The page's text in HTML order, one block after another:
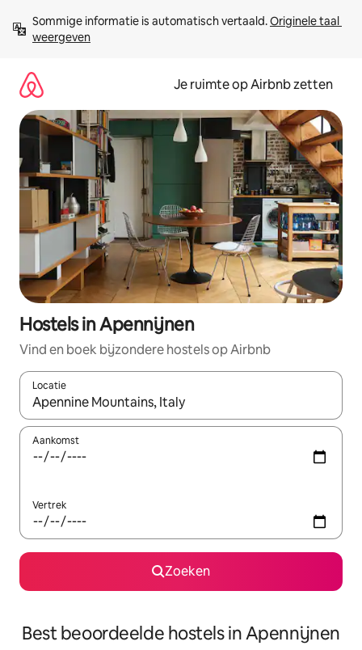
direct
naar
Sommige informatie is automatisch vertaald. Originele taal
weergeven
Je ruimte op Airbnb zetten
Hostels in Apennijnen
Vind en boek bijzondere hostels op Airbnb
Locatie
Wanneer er suggesties beschikbaar zijn, maak je een keuze
Aankomst
Vertrek
Zoeken
Best beoordeelde hostels in Apennijnen